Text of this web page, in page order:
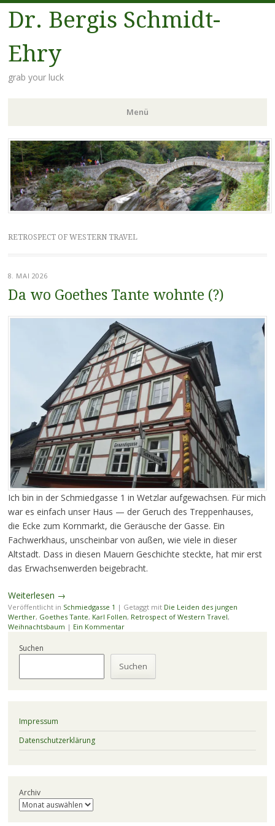
Dr. Bergis Schmidt-
Ehry
grab your luck
Menü
Zum
Inhalt
springen
RETROSPECT OF WESTERN TRAVEL
8. MAI 2026
Da wo Goethes Tante wohnte (?)
Ich bin in der Schmiedgasse 1 in Wetzlar aufgewachsen. Für mich
war es einfach unser Haus — der Geruch des Treppenhauses,
die Ecke zum Kornmarkt, die Geräusche der Gasse. Ein
Fachwerkhaus, unscheinbar von außen, wie viele in dieser
Altstadt. Dass in diesen Mauern Geschichte steckte, hat mir erst
das Erwachsenwerden beigebracht.
Weiterlesen →
Veröffentlicht in Schmiedgasse 1 | Getaggt mit Die Leiden des jungen
Werther, Goethes Tante, Karl Follen, Retrospect of Western Travel,
Weihnachtsbaum | Ein Kommentar
Suchen
Suchen
Impressum
Datenschutzerklärung
Archiv